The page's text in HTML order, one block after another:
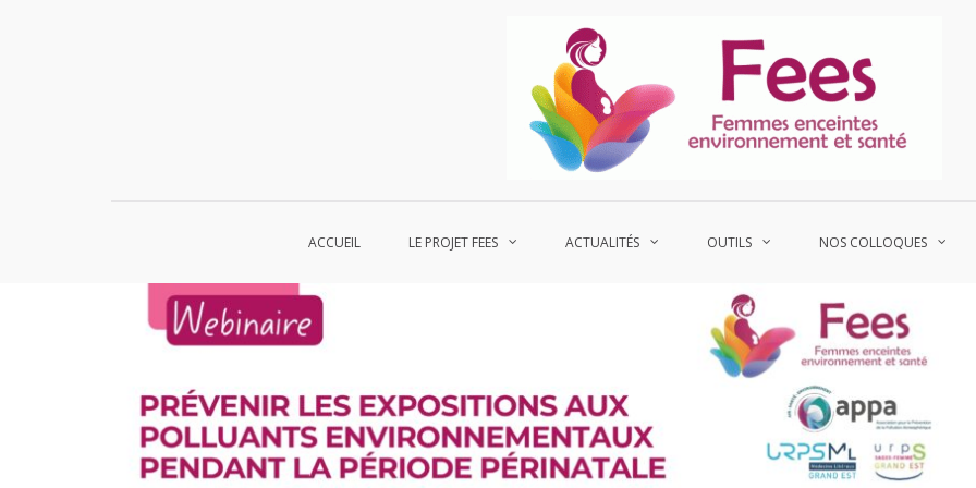
ACCUEIL LE PROJET FEES ACTUALITÉS OUTILS NOS COLLOQUES